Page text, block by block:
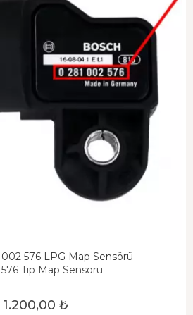
576 LPG Map Sensörü
Tip Map Sensörü
1.200,00 ₺